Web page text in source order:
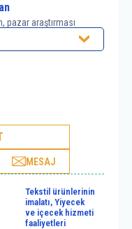
pazar araştırması
MESAJ
Tekstil ürünlerinin
imalatı, Yiyecek
ve içecek hizmeti
faaliyetleri